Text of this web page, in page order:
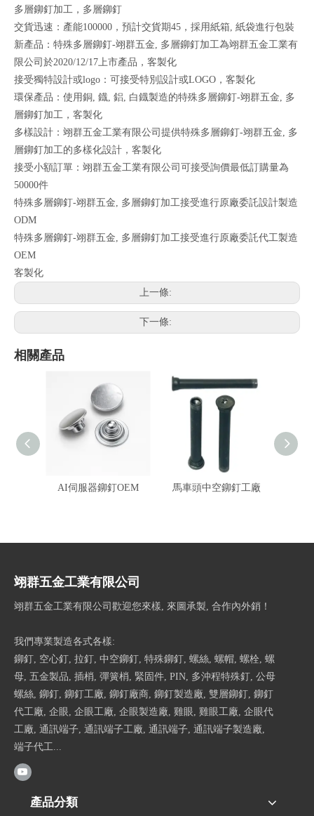
多層鉚釘加工，多層鉚釘
交貨迅速：產能100000，預計交貨期45，採用紙箱, 紙袋進行包裝
新產品：特殊多層鉚釘-翊群五金, 多層鉚釘加工為翊群五金工業有
限公司於2020/12/17上市產品，客製化
接受獨特設計或logo：可接受特別設計或LOGO，客製化
環保產品：使用銅, 鐡, 鋁, 白鐡製造的特殊多層鉚釘-翊群五金, 多
層鉚釘加工，客製化
多樣設計：翊群五金工業有限公司提供特殊多層鉚釘-翊群五金, 多
層鉚釘加工的多樣化設計，客製化
接受小額訂單：翊群五金工業有限公司可接受詢價最低訂購量為
50000件
特殊多層鉚釘-翊群五金, 多層鉚釘加工接受進行原廠委託設計製造
ODM
特殊多層鉚釘-翊群五金, 多層鉚釘加工接受進行原廠委託代工製造
OEM
客製化
上一條:
下一條:
相關產品
AI伺服器鉚釘OEM 馬車頭中空鉚釘工廠
翊群五金工業有限公司
翊群五金工業有限公司歡迎您來樣, 來圖承製, 合作內外銷！
我們專業製造各式各樣:
鉚釘, 空心釘, 拉釘, 中空鉚釘, 特殊鉚釘, 螺絲, 螺帽, 螺栓, 螺
母, 五金製品, 插梢, 彈簧梢, 緊固件, PIN, 多沖程特殊釘, 公母
螺絲, 鉚釘, 鉚釘工廠, 鉚釘廠商, 鉚釘製造廠, 雙層鉚釘, 鉚釘
代工廠, 企眼, 企眼工廠, 企眼製造廠, 雞眼, 雞眼工廠, 企眼代
工廠, 通訊端子, 通訊端子工廠, 通訊端子, 通訊端子製造廠,
端子代工...
產品分類